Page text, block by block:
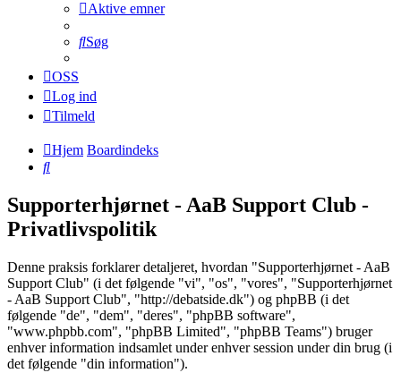
Aktive emner
Søg
OSS
Log ind
Tilmeld
Hjem Boardindeks
Søg
Supporterhjørnet - AaB Support Club -
Privatlivspolitik
Denne praksis forklarer detaljeret, hvordan "Supporterhjørnet - AaB
Support Club" (i det følgende "vi", "os", "vores", "Supporterhjørnet
- AaB Support Club", "http://debatside.dk") og phpBB (i det
følgende "de", "dem", "deres", "phpBB software",
"www.phpbb.com", "phpBB Limited", "phpBB Teams") bruger
enhver information indsamlet under enhver session under din brug (i
det følgende "din information").